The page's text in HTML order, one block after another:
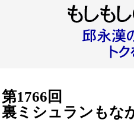
第1766回
裏ミシュランもな